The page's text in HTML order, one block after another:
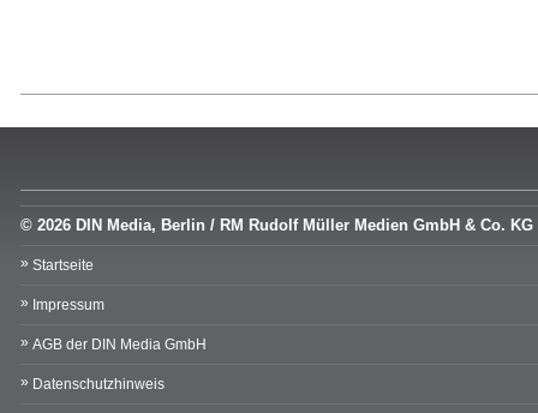
© 2026 DIN Media, Berlin / RM Rudolf Müller Medien GmbH & Co. KG
Startseite
Impressum
AGB der DIN Media GmbH
Datenschutzhinweis